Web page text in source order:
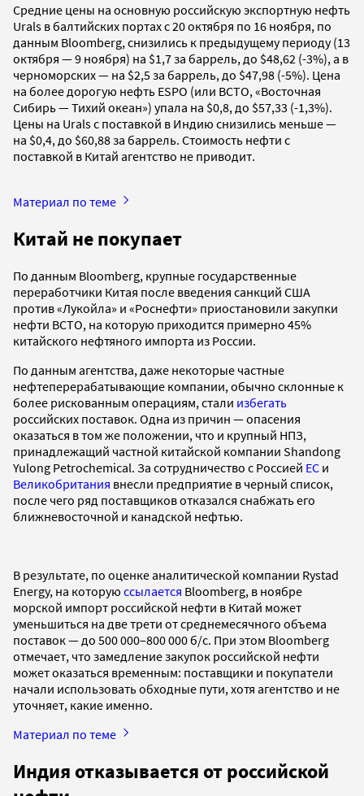
Средние цены на основную российскую экспортную нефть
Urals в балтийских портах с 20 октября по 16 ноября, по
данным Bloomberg, снизились к предыдущему периоду (13
октября — 9 ноября) на $1,7 за баррель, до $48,62 (-3%), а в
черноморских — на $2,5 за баррель, до $47,98 (-5%). Цена
на более дорогую нефть ESPO (или ВСТО, «Восточная
Сибирь — Тихий океан») упала на $0,8, до $57,33 (-1,3%).
Цены на Urals с поставкой в Индию снизились меньше —
на $0,4, до $60,88 за баррель. Стоимость нефти с
поставкой в Китай агентство не приводит.
Материал по теме
Китай не покупает
По данным Bloomberg, крупные государственные
переработчики Китая после введения санкций США
против «Лукойла» и «Роснефти» приостановили закупки
нефти ВСТО, на которую приходится примерно 45%
китайского нефтяного импорта из России.
По данным агентства, даже некоторые частные
нефтеперерабатывающие компании, обычно склонные к
более рискованным операциям, стали избегать
российских поставок. Одна из причин — опасения
оказаться в том же положении, что и крупный НПЗ,
принадлежащий частной китайской компании Shandong
Yulong Petrochemical. За сотрудничество с Россией ЕС и
Великобритания внесли предприятие в черный список,
после чего ряд поставщиков отказался снабжать его
ближневосточной и канадской нефтью.
В результате, по оценке аналитической компании Rystad
Energy, на которую ссылается Bloomberg, в ноябре
морской импорт российской нефти в Китай может
уменьшиться на две трети от среднемесячного объема
поставок — до 500 000–800 000 б/с. При этом Bloomberg
отмечает, что замедление закупок российской нефти
может оказаться временным: поставщики и покупатели
начали использовать обходные пути, хотя агентство и не
уточняет, какие именно.
Материал по теме
Индия отказывается от российской